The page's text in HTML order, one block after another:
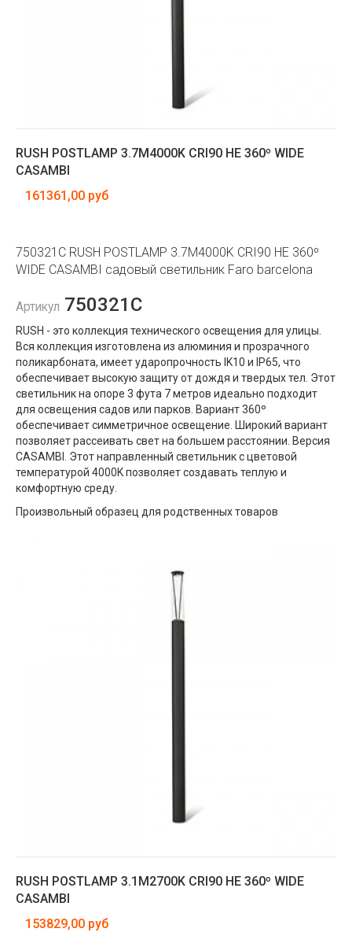
RUSH POSTLAMP 3.7M4000K CRI90 HE 360º WIDE
CASAMBI
161361,00 руб
750321C RUSH POSTLAMP 3.7M4000K CRI90 HE 360º
WIDE CASAMBI садовый светильник Faro barcelona
Артикул 750321C
RUSH - это коллекция технического освещения для улицы.
Вся коллекция изготовлена ​​из алюминия и прозрачного
поликарбоната, имеет ударопрочность IK10 и IP65, что
обеспечивает высокую защиту от дождя и твердых тел. Этот
светильник на опоре 3 фута 7 метров идеально подходит
для освещения садов или парков. Вариант 360º
обеспечивает симметричное освещение. Широкий вариант
позволяет рассеивать свет на большем расстоянии. Версия
CASAMBI. Этот направленный светильник с цветовой
температурой 4000K позволяет создавать теплую и
комфортную среду.
Произвольный образец для родственных товаров
RUSH POSTLAMP 3.1M2700K CRI90 HE 360º WIDE
CASAMBI
153829,00 руб